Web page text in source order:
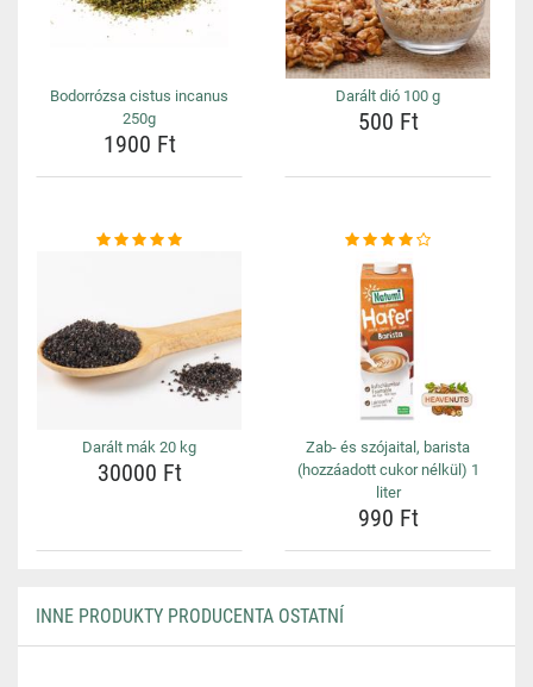
Bodorrózsa cistus incanus
250g
1900 Ft
Darált dió 100 g
500 Ft
Darált mák 20 kg
30000 Ft
Zab- és szójaital, barista
(hozzáadott cukor nélkül) 1
liter
990 Ft
INNE PRODUKTY PRODUCENTA OSTATNÍ